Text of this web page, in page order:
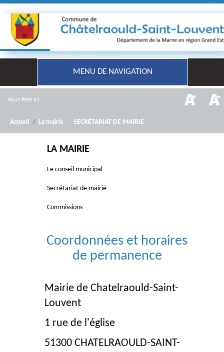
MENU DE NAVIGATION
Vous êtes ici :
Accueil / La mairie SECRÉTARIAT DE MAIRIE
LA MAIRIE
Le conseil municipal
Secrétariat de mairie
Commissions
Coordonnées et horaires
de permanence
Mairie de Chatelraould-Saint-
Louvent
1 rue de l'église
51300 CHATELRAOULD-SAINT-